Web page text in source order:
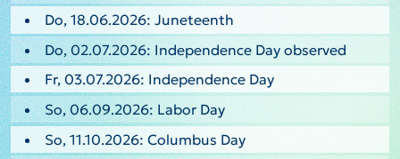
Do, 18.06.2026: Juneteenth
Do, 02.07.2026: Independence Day observed
Fr, 03.07.2026: Independence Day
So, 06.09.2026: Labor Day
So, 11.10.2026: Columbus Day